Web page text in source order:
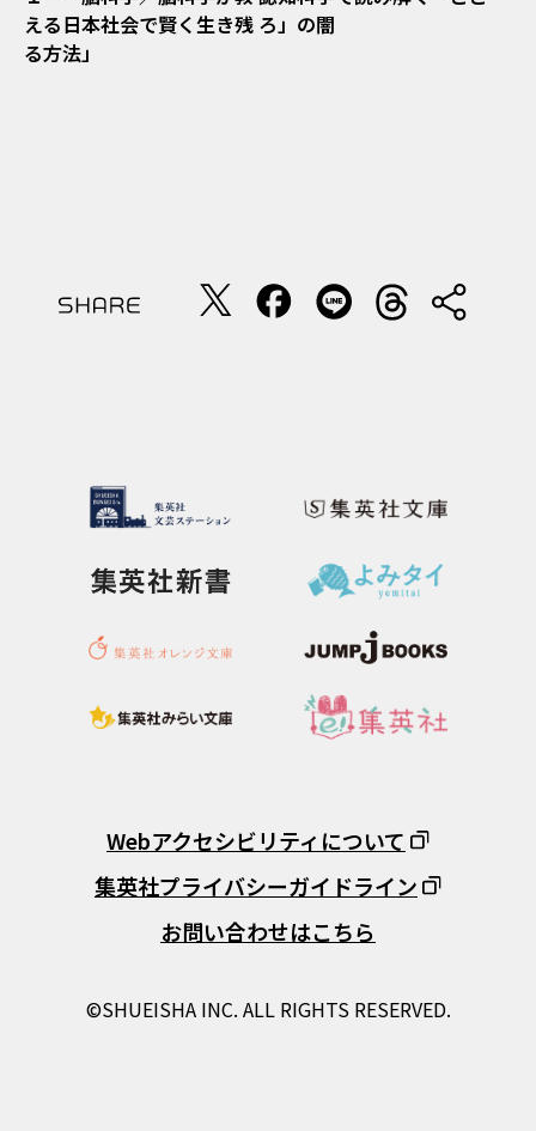
える日本社会で賢く生き残
る方法」
ろ」の闇
Webアクセシビリティについて
集英社プライバシーガイドライン
お問い合わせはこちら
©SHUEISHA INC. ALL RIGHTS RESERVED.